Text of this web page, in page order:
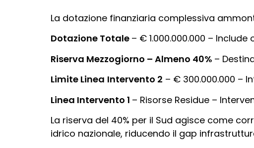
La dotazione finanziaria complessiva
Dotazione Totale – € 1.000.000.000 –
Riserva Mezzogiorno – Almeno 40% –
Limite Linea Intervento 2 – € 300.000.000 –
Linea Intervento 1 – Risorse Residue –
La riserva del 40% per il Sud agisce come
idrico nazionale, riducendo il gap